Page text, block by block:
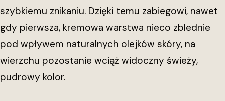
szybkiemu znikaniu. Dzięki temu zabiegowi, nawet
gdy pierwsza, kremowa warstwa nieco zblednie
pod wpływem naturalnych olejków skóry, na
wierzchu pozostanie wciąż widoczny świeży,
pudrowy kolor.